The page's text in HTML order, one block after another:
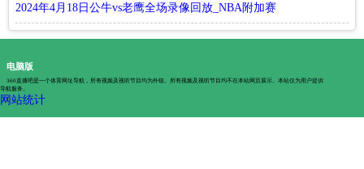
2024年4月18日公牛vs老鹰全场录像回放_NBA附加赛
电脑版
360直播吧是一个体育网址导航，所有视频及视听节目均为外链。所有视频及视听节目均不在本站网页展示。本站仅为用户提供
导航服务。
网站统计